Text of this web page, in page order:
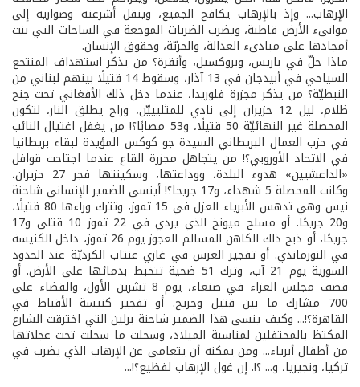
الإرهاب... وإذ بالإرهاب يكافح الجميع، وينقل أشرعته وصواريه إلى
موانىء الأرض قاطبة، ويضرب الضربات الموجعة في الساحات التي بنت
أمجادها على مبادىء العدالة، والحريّة، وحقوق الإنسان.
ماذا حلّ في باريس، وبروكسيل، وأنقرة؟ من يذكر استهداف المنتجع
السياحي في أبيدجان في 13 آذار، وسقوط 14 قتيلًا بينهم لبناني من
النبطيّة؟ من يذكر مجزرة فلوريدا، عندما دخل ذلك الأفغاني تحت جنح
ظلام، ليل 12 حزيران إلى نادي للمثليييّن، وراح يطلق النار، لتكون
المحصلة غير النهائيّة 50 قتيلًا، و53 مصابًا؟! من يغفل اغتيال النائب
في حزب العمال البريطاني السيدة جو كوكس المؤيدة لبقاء بريطانيا
في الاتحاد الأوروبي؟! من يتجاهل مجزرة القاع عندما اجتاحت قوافل
«الداعشيين» هدوء البلدة، ووداعتها، وسكينتها فجر 27 حزيران،
وكانت المحصلة 5 شهداء، و17 جريحا؟! أينسى الضمير الإنساني شاحنة
نيس وهي تدهس الأبرياء العزل في 15 تموز، وتترك وراءها 80 قتيلًا،
و20 جريحًا. أو مسلح ميونخ الذي يردي في 22 تموز 10 قتلى و17
جريحًا، أو ذبح ذلك الكاهن المسالم العجوز يوم 26 تموز، داخل الكنيسة
في النورماندي. أو تفجير العرس في غازي عنتاب الكرديّة عند الحدود
السورية يوم 21 آب، وترك 51 ضحية تتخبط بدمائها على الأرض. أو
قصف مجلس العزاء في صنعاء، يوم 8 تشرين الأول، والقضاء على
700 مشارك ما بين قتيل وجريح. أو تفجير كنيسة الأقباط في
القاهرة؟!... وكيف ينسى هذا الضمير شاحنة برلين التي اخترقت الشارع
المكتظ بالمحتفلين لمناسبة الميلاد، وسحلت ما سحلت تحت عجلاتها
من أطفال أبرياء... ومن يمكنه أن يتعامى عن الإرهاب الذي يضرب في
تركيا، ونجيريا، و... ؟!. إن غول الإرهاب لفظيع؟!...